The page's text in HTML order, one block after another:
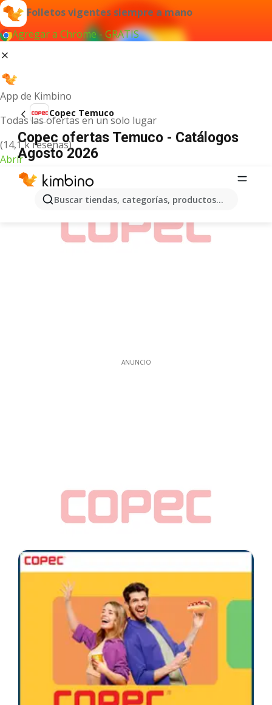
Folletos vigentes siempre a mano
Agregar a Chrome - GRATIS
App de Kimbino
Todas las ofertas en un solo lugar
(14,1 k reseñas)
Abrir
Buscar tiendas, categorías, productos...
Copec Temuco
Copec ofertas Temuco - Catálogos
Agosto 2026
ANUNCIO